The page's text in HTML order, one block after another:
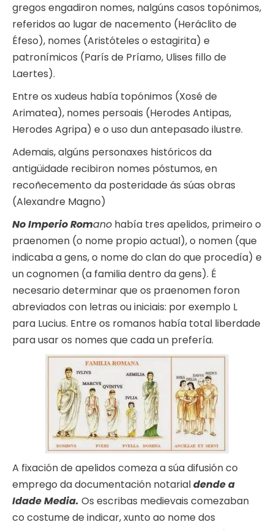
gregos engadiron nomes, nalgúns casos topónimos,
referidos ao lugar de nacemento (Heráclito de
Éfeso), nomes (Aristóteles o estagirita) e
patronímicos (París de Príamo, Ulises fillo de
Laertes).
Entre os xudeus había topónimos (Xosé de
Arimatea), nomes persoais (Herodes Antipas,
Herodes Agripa) e o uso dun antepasado ilustre.
Ademais, algúns personaxes históricos da
antigüidade recibiron nomes póstumos, en
recoñecemento da posteridade ás súas obras
(Alexandre Magno)
No Imperio Romano había tres apelidos, primeiro o
praenomen (o nome propio actual), o nomen (que
indicaba a gens, o nome do clan do que procedía) e
un cognomen (a familia dentro da gens). É
necesario determinar que os praenomen foron
abreviados con letras ou iniciais: por exemplo L
para Lucius. Entre os romanos había total liberdade
para usar os nomes que cada un prefería.
A fixación de apelidos comeza a súa difusión co
emprego da documentación notarialdende a
Idade Media. Os escribas medievais comezaban
co costume de indicar, xunto ao nome dos